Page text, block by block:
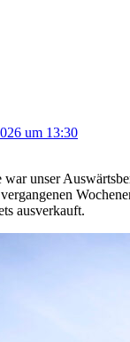
um 13:30
unser
ausverkauft.